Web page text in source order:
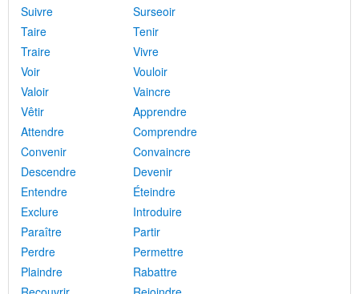
Suivre
Surseoir
Taire
Tenir
Traire
Vivre
Voir
Vouloir
Valoir
Vaincre
Vêtir
Apprendre
Attendre
Comprendre
Convenir
Convaincre
Descendre
Devenir
Entendre
Éteindre
Exclure
Introduire
Paraître
Partir
Perdre
Permettre
Plaindre
Rabattre